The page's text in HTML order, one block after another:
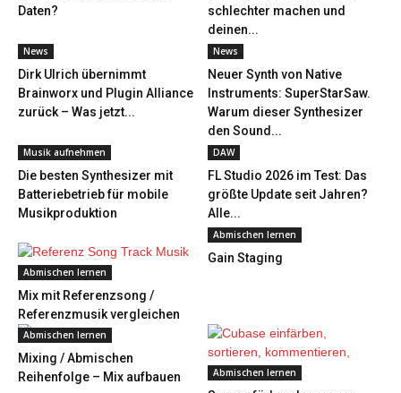
Daten?
schlechter machen und
deinen...
News
Dirk Ulrich übernimmt
Brainworx und Plugin Alliance
zurück – Was jetzt...
News
Neuer Synth von Native
Instruments: SuperStarSaw.
Warum dieser Synthesizer
den Sound...
Musik aufnehmen
Die besten Synthesizer mit
Batteriebetrieb für mobile
Musikproduktion
DAW
FL Studio 2026 im Test: Das
größte Update seit Jahren?
Alle...
Abmischen lernen
Mix mit Referenzsong /
Referenzmusik vergleichen
Abmischen lernen
Gain Staging
Abmischen lernen
Mixing / Abmischen
Reihenfolge – Mix aufbauen
Abmischen lernen